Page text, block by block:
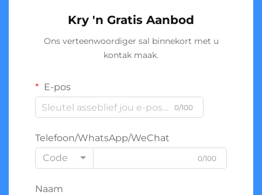
Kry 'n Gratis Aanbod
Ons verteenwoordiger sal binnekort met u
kontak maak.
E-pos
0/100
Telefoon/WhatsApp/WeChat
Code
0/100
Naam